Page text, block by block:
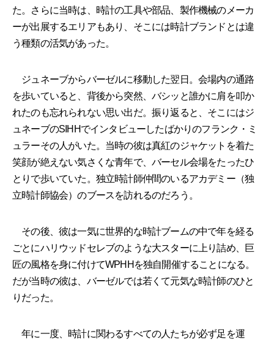
た。さらに当時は、時計の工具や部品、製作機械のメーカ
ーが出展するエリアもあり、そこには時計ブランドとは違
う種類の活気があった。
ジュネーブからバーゼルに移動した翌日。会場内の通路
を歩いていると、背後から突然、バシッと誰かに肩を叩か
れたのも忘れられない思い出だ。振り返ると、そこにはジ
ュネーブのSIHHでインタビューしたばかりのフランク・ミ
ュラーその人がいた。当時の彼は真紅のジャケットを着た
笑顔が絶えない気さくな青年で、バーセル会場をたったひ
とりで歩いていた。独立時計師仲間のいるアカデミー（独
立時計師協会）のブースを訪れるのだろう。
その後、彼は一気に世界的な時計ブームの中で年を経る
ごとにハリウッドセレブのような大スターに上り詰め、巨
匠の風格を身に付けてWPHHを独自開催することになる。
だが当時の彼は、バーゼルでは若くて元気な時計師のひと
りだった。
年に一度、時計に関わるすべての人たちが必ず足を運